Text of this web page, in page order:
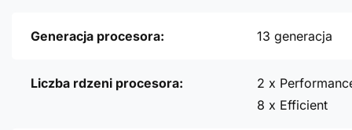
Generacja procesora: 13 generacja
Liczba rdzeni procesora:
2 x
8 x Efficient